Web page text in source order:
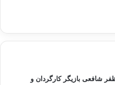
شافعی بازیگر کارگردان و